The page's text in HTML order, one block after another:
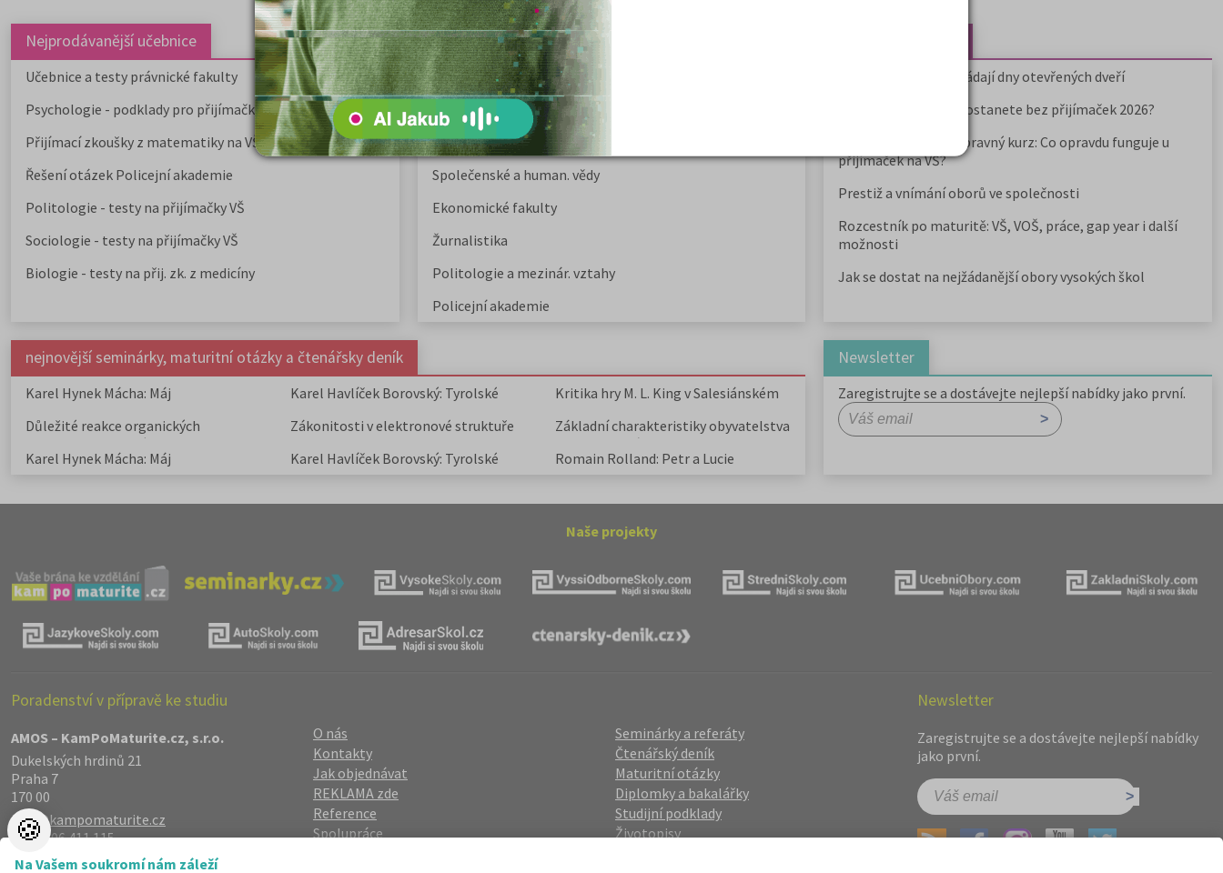
Nejprodávanější učebnice
Učebnice a testy právnické fakulty
Psychologie - podklady pro přijímačky
Přijímací zkoušky z matematiky na VŠE Praha
Řešení otázek Policejní akademie
Politologie - testy na přijímačky VŠ
Sociologie - testy na přijímačky VŠ
Biologie - testy na přij. zk. z medicíny
Nejžádanější kurzy
Právnické fakulty
Psychologie
Lékařské fakulty, farmacie
Společenské a human. vědy
Ekonomické fakulty
Žurnalistika
Politologie a mezinár. vztahy
Policejní akademie
Kdy vysoké školy pořádají dny otevřených dveří
Na které fakulty se dostanete bez přijímaček 2026?
Samostudium vs. přípravný kurz: Co opravdu funguje u
přijímaček na VŠ?
Prestiž a vnímání oborů ve společnosti
Rozcestník po maturitě: VŠ, VOŠ, práce, gap year i další
možnosti
Jak se dostat na nejžádanější obory vysokých škol
nejnovější seminárky, maturitní otázky a čtenářsky deník
Karel Hynek Mácha: Máj
Karel Havlíček Borovský: Tyrolské
Kritika hry M. L. King v Salesiánském
Důležité reakce organických
sloučenin a jejich význam
Zákonitosti v elektronové struktuře
Základní charakteristiky obyvatelstva
a geografie sídel
Karel Hynek Mácha: Máj
Karel Havlíček Borovský: Tyrolské
Romain Rolland: Petr a Lucie
Newsletter
Zaregistrujte se a dostávejte nejlepší nabídky jako první.
Naše projekty
Poradenství v přípravě ke studiu
AMOS – KamPoMaturite.cz, s.r.o.
Dukelských hrdinů 21
Praha 7
170 00
info@kampomaturite.cz
+420 606 411 115
O nás
Kontakty
Jak objednávat
REKLAMA zde
Reference
Spolupráce
Seminárky a referáty
Čtenářský deník
Maturitní otázky
Diplomky a bakalářky
Studijní podklady
Životopisy
Newsletter
Zaregistrujte se a dostávejte nejlepší nabídky
jako první.
🍪
Na Vašem soukromí nám záleží